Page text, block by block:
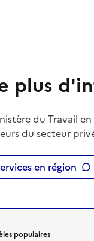
plus
du Travail
du secteur
en région
populaires